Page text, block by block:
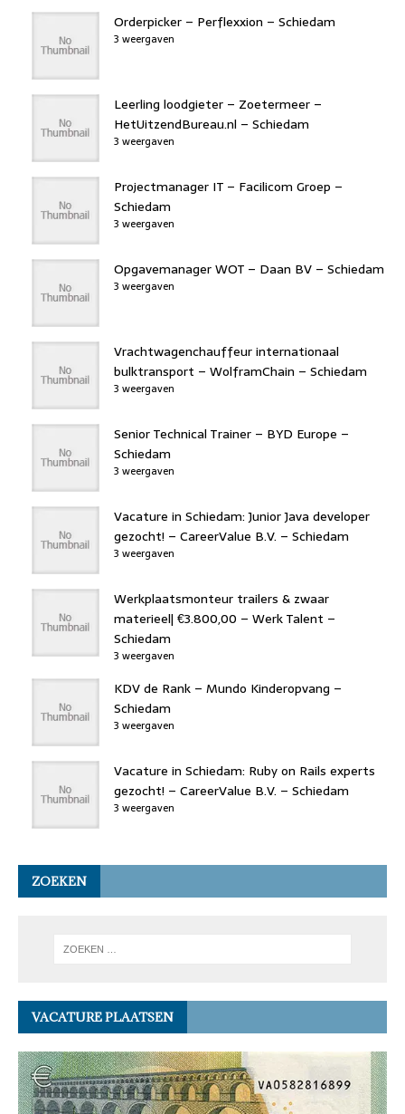
Orderpicker – Perflexxion – Schiedam
3 weergaven
Leerling loodgieter – Zoetermeer –
HetUitzendBureau.nl – Schiedam
3 weergaven
Projectmanager IT – Facilicom Groep –
Schiedam
3 weergaven
Opgavemanager WOT – Daan BV – Schiedam
3 weergaven
Vrachtwagenchauffeur internationaal
bulktransport – WolframChain – Schiedam
3 weergaven
Senior Technical Trainer – BYD Europe –
Schiedam
3 weergaven
Vacature in Schiedam: Junior Java developer
gezocht! – CareerValue B.V. – Schiedam
3 weergaven
Werkplaatsmonteur trailers & zwaar
materieel| €3.800,00 – Werk Talent –
Schiedam
3 weergaven
KDV de Rank – Mundo Kinderopvang –
Schiedam
3 weergaven
Vacature in Schiedam: Ruby on Rails experts
gezocht! – CareerValue B.V. – Schiedam
3 weergaven
ZOEKEN
VACATURE PLAATSEN